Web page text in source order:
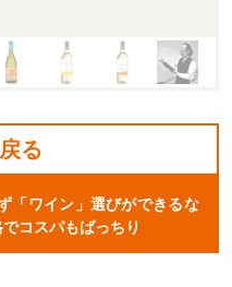
る
「ワイン」選びができるな
コスパもばっちり